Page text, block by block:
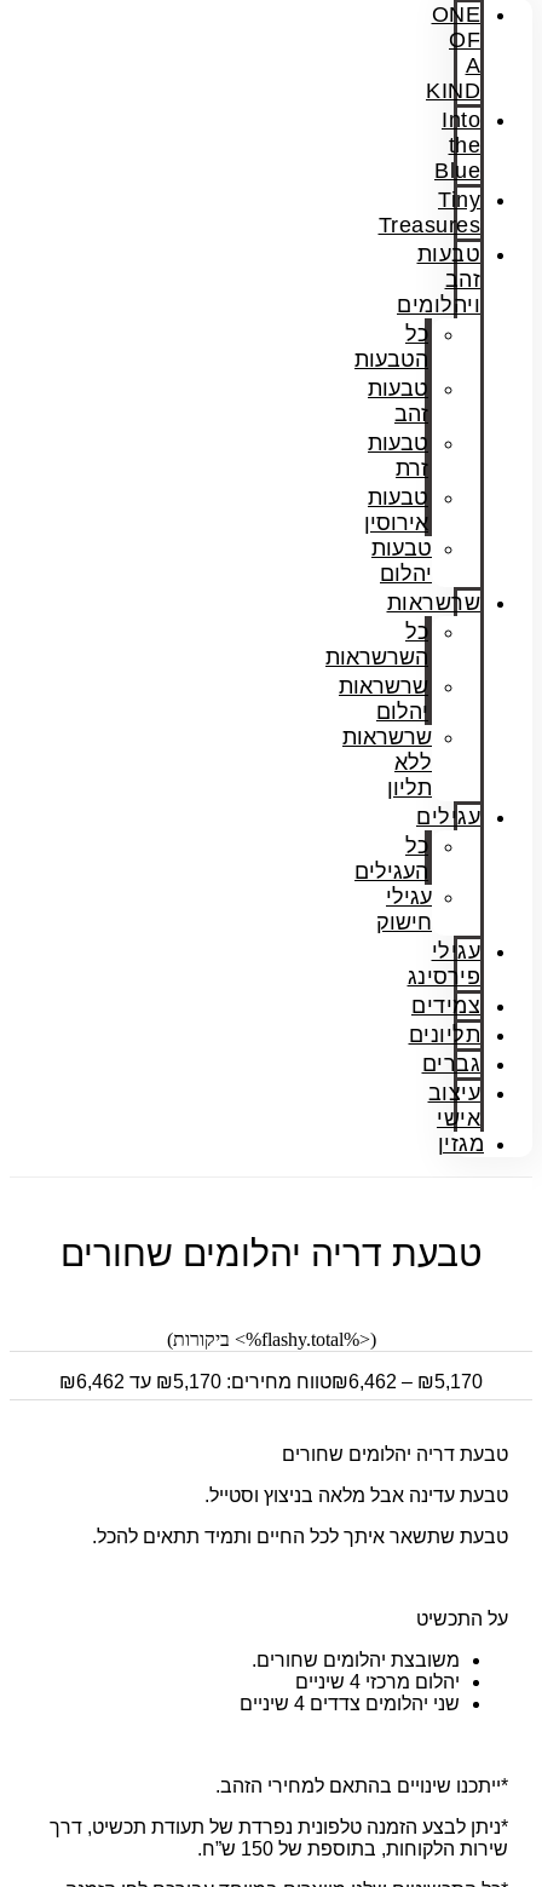
ONE
OF
A
KIND
Into
the
Blue
Tiny
Treasures
טבעות
זהב
ויהלומים
כל
הטבעות
טבעות
זהב
טבעות
זרת
טבעות
אירוסין
טבעות
יהלום
שרשראות
כל
השרשראות
שרשראות
יהלום
שרשראות
ללא
תליון
עגילים
כל
העגילים
עגילי
חישוק
עגילי
פירסינג
צמידים
תליונים
גברים
עיצוב
אישי
מגזין
טבעת דריה יהלומים שחורים
(<%flashy.total%> ביקורות)
₪5,170
–
₪6,462 טווח מחירים: ⁦₪5,170⁩ עד ⁦₪6,462⁩
טבעת דריה יהלומים שחורים
טבעת עדינה אבל מלאה בניצוץ וסטייל.
טבעת שתשאר איתך לכל החיים ותמיד תתאים להכל.
על התכשיט
משובצת יהלומים שחורים.
יהלום מרכזי 4 שיניים
שני יהלומים צדדים 4 שיניים
*ייתכנו שינויים בהתאם למחירי הזהב.
*ניתן לבצע הזמנה טלפונית נפרדת של תעודת תכשיט, דרך
שירות הלקוחות, בתוספת של 150 ש”ח.